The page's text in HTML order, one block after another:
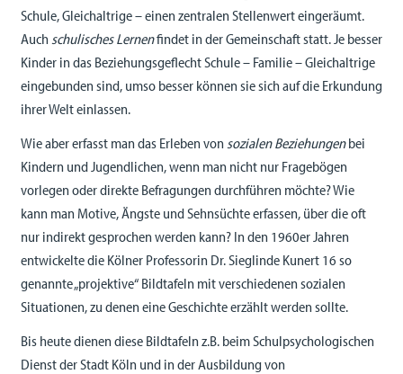
Schule, Gleichaltrige – einen zentralen Stellenwert eingeräumt.
Auchschulisches Lernenfindet in der Gemeinschaft statt. Je besser
Kinder in das Beziehungsgeflecht Schule – Familie – Gleichaltrige
eingebunden sind, umso besser können sie sich auf die Erkundung
ihrer Welt einlassen.
Wie aber erfasst man das Erleben vonsozialen Beziehungenbei
Kindern und Jugendlichen, wenn man nicht nur Fragebögen
vorlegen oder direkte Befragungen durchführen möchte? Wie
kann man Motive, Ängste und Sehnsüchte erfassen, über die oft
nur indirekt gesprochen werden kann? In den 1960er Jahren
entwickelte die Kölner Professorin Dr. Sieglinde Kunert 16 so
genannte „projektive“ Bildtafeln mit verschiedenen sozialen
Situationen, zu denen eine Geschichte erzählt werden sollte.
Bis heute dienen diese Bildtafeln z.B. beim Schulpsychologischen
Dienst der Stadt Köln und in der Ausbildung von